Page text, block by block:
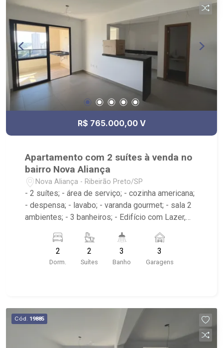
R$ 765.000,00 V
Apartamento com 2 suítes à venda no
bairro Nova Aliança
Nova Aliança - Ribeirão Preto/SP
- 2 suítes; - área de serviço; - cozinha americana;
- despensa; - lavabo; - varanda gourmet; - sala 2
ambientes; - 3 banheiros; - Edifício com Lazer,
2
Dorm.
2
Suítes
3
Banho
3
Garagens
Cód. 19885